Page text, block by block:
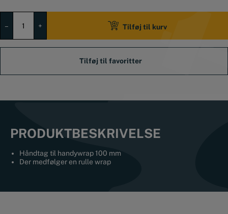
–
inkl.
en
antal
+ Tilføj til kurv
PRODUKTBESKRIVELSE
Håndtag til handywrap 100 mm
Der medfølger en rulle wrap